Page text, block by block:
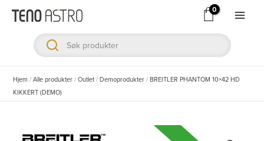
Hopp
innholdet
Hjem /Alle produkter /Outlet /Demoprodukter /BREITLER PHANTOM 10×42 HD
KIKKERT (DEMO)